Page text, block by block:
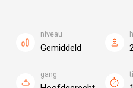
niveau
Gemiddeld
gang